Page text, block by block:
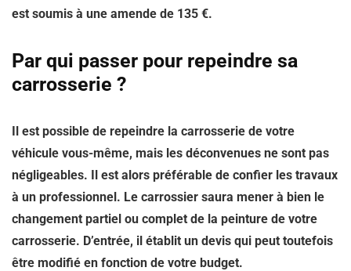
est soumis à une amende de 135 €.
Par qui passer pour repeindre sa
carrosserie ?
Il est possible de repeindre la carrosserie de votre
véhicule vous-même, mais les déconvenues ne sont pas
négligeables. Il est alors préférable de confier les travaux
à un professionnel. Le carrossier saura mener à bien le
changement partiel ou complet de la peinture de votre
carrosserie. D’entrée, il établit un devis qui peut toutefois
être modifié en fonction de votre budget.